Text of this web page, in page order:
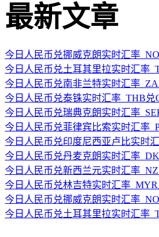
最新文章
今日人民币兑挪威克朗实时汇率
今日人民币兑土耳其里拉实时汇率
今日人民币兑南非兰特实时汇率
今日人民币兑泰铢实时汇率_THB兑
今日人民币兑瑞典克朗实时汇率
今日人民币兑菲律宾比索实时汇率
今日人民币兑印度尼西亚卢比实时
今日人民币兑丹麦克朗实时汇率
今日人民币兑新西兰元实时汇率
今日人民币兑林吉特实时汇率
今日人民币兑挪威克朗实时汇率
今日人民币兑土耳其里拉实时汇率